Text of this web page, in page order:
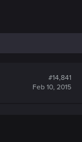
#14,841
Feb 10, 2015